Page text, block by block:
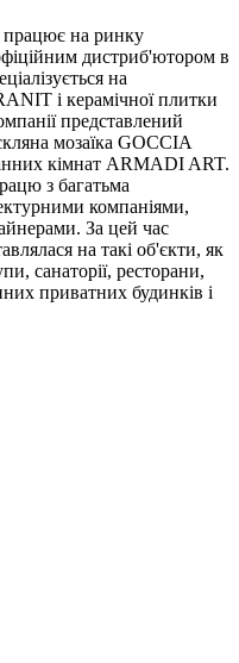
на ринку
дистриб'ютором в
на
і керамічної плитки
представлений
мозаїка GOCCIA
кімнат ARMADI ART.
з багатьма
компаніями,
За цей час
на такі об'єкти, як
санаторії, ресторани,
приватних будинків і